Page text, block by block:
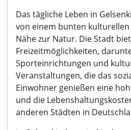
Das tägliche Leben in
von einem bunten
Nähe zur Natur. Die Stadt
Freizeitmöglichkeiten,
Sporteinrichtungen und
Veranstaltungen, die das
Einwohner genießen eine
und die
anderen Städten in